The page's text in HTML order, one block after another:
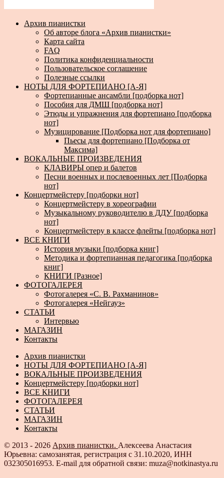
Архив пианистки
Об авторе блога «Архив пианистки»
Карта сайта
FAQ
Политика конфиденциальности
Пользовательское соглашение
Полезные ссылки
НОТЫ ДЛЯ ФОРТЕПИАНО [А-Я]
Фортепианные ансамбли [подборка нот]
Пособия для ДМШ [подборка нот]
Этюды и упражнения для фортепиано [подборка
нот]
Музицирование [Подборка нот для фортепиано]
Пьесы для фортепиано [Подборка от
Максима]
ВОКАЛЬНЫЕ ПРОИЗВЕДЕНИЯ
КЛАВИРЫ опер и балетов
Песни военных и послевоенных лет [Подборка
нот]
Концертмейстеру [подборки нот]
Концертмейстеру в хореографии
Музыкальному руководителю в ДДУ [подборка
нот]
Концертмейстеру в классе флейты [подборка нот]
ВСЕ КНИГИ
История музыки [подборка книг]
Методика и фортепианная педагогика [подборка
книг]
КНИГИ [Разное]
ФОТОГАЛЕРЕЯ
Фотогалерея «С. В. Рахманинов»
Фотогалерея «Нейгауз»
СТАТЬИ
Интервью
МАГАЗИН
Контакты
Архив пианистки
НОТЫ ДЛЯ ФОРТЕПИАНО [А-Я]
ВОКАЛЬНЫЕ ПРОИЗВЕДЕНИЯ
Концертмейстеру [подборки нот]
ВСЕ КНИГИ
ФОТОГАЛЕРЕЯ
СТАТЬИ
МАГАЗИН
Контакты
© 2013 - 2026 Архив пианистки. Алексеева Анастасия
Юрьевна: самозанятая, регистрация с 31.10.2020, ИНН
032305016953. E-mail для обратной связи: muza@notkinastya.ru